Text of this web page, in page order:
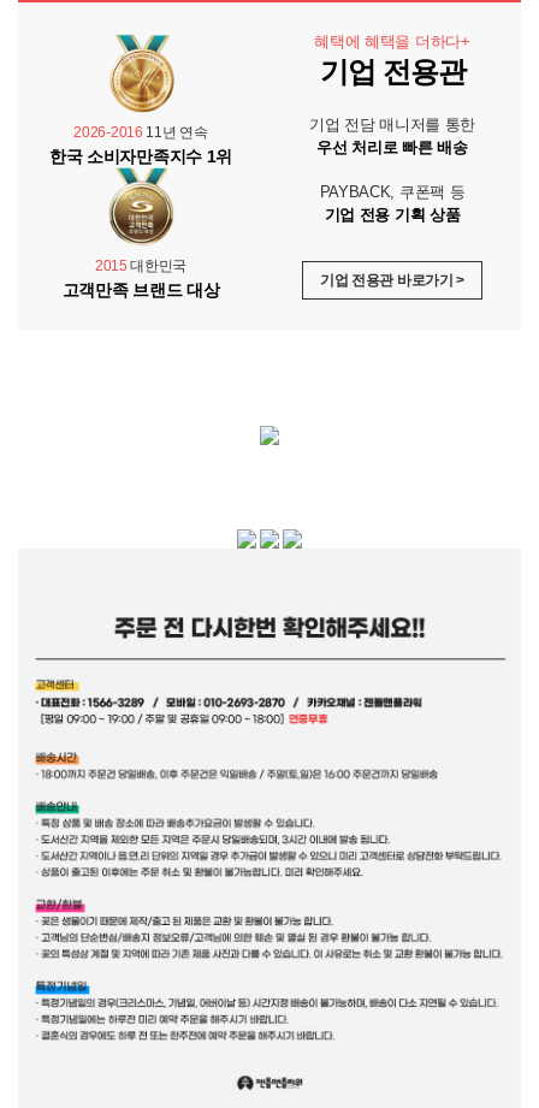
2026-2016 11년 연속
한국 소비자만족지수 1위
2015 대한민국
고객만족 브랜드 대상
혜택에 혜택을 더하다+
기업 전용관
기업 전담 매니저를 통한
우선 처리로 빠른 배송
PAYBACK, 쿠폰팩 등
기업 전용 기획 상품
기업 전용관 바로가기 >